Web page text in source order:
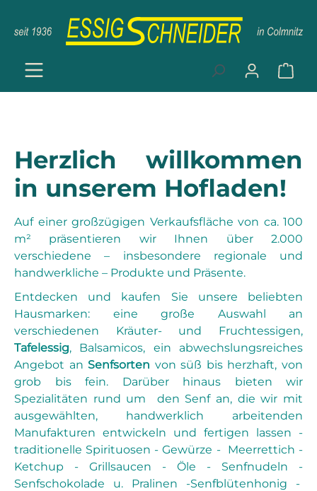
Zum Hauptinhalt springen
Herzlich willkommen
in unserem Hofladen!
Auf einer großzügigen Verkaufsfläche von ca. 100
m² präsentieren wir Ihnen über 2.000
verschiedene – insbesondere regionale und
handwerkliche – Produkte und Präsente.
Entdecken und kaufen Sie unsere beliebten
Hausmarken: eine große Auswahl an
verschiedenen Kräuter- und Fruchtessigen,
Tafelessig, Balsamicos, ein abwechslungsreiches
Angebot anSenfsorten von süß bis herzhaft, von
grob bis fein. Darüber hinaus bieten wir
Spezialitäten rund um den Senf an, die wir mit
ausgewählten, handwerklich arbeitenden
Manufakturen entwickeln und fertigen lassen -
traditionelle Spirituosen - Gewürze - Meerrettich -
Ketchup - Grillsaucen - Öle - Senfnudeln -
Senfschokolade u. Pralinen -Senfblütenhonig -